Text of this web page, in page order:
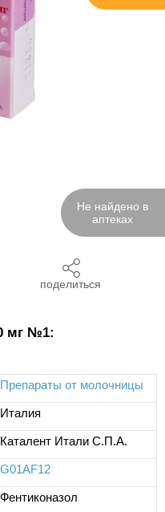
Не найдено в
аптеках
поделиться
мг №1:
Препараты от молочницы
Италия
Каталент Итали С.П.А.
G01AF12
Фентиконазол